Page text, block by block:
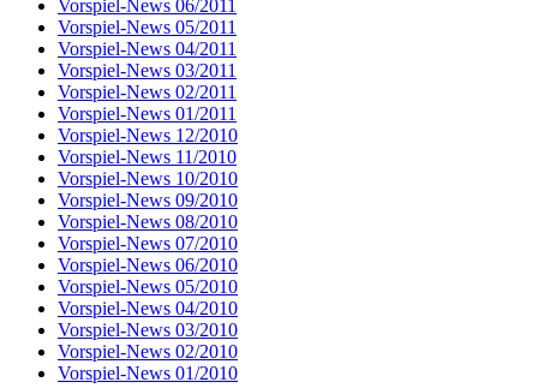
Vorspiel-News 06/2011
Vorspiel-News 05/2011
Vorspiel-News 04/2011
Vorspiel-News 03/2011
Vorspiel-News 02/2011
Vorspiel-News 01/2011
Vorspiel-News 12/2010
Vorspiel-News 11/2010
Vorspiel-News 10/2010
Vorspiel-News 09/2010
Vorspiel-News 08/2010
Vorspiel-News 07/2010
Vorspiel-News 06/2010
Vorspiel-News 05/2010
Vorspiel-News 04/2010
Vorspiel-News 03/2010
Vorspiel-News 02/2010
Vorspiel-News 01/2010